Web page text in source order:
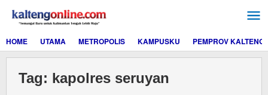
konten
HOME
UTAMA METROPOLIS KAMPUSKU PEMPROV KALTENG
Tag: kapolres seruyan